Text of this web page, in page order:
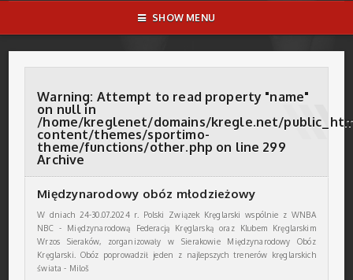
SHOW MENU
Warning: Attempt to read property "name"
on null in
/home/kreglenet/domains/kregle.net/
content/themes/sportimo-
theme/functions/other.php on line 299
Archive
Międzynarodowy obóz młodzieżowy
W dniach 24-30.07.2024 r. Polski Związek Kręglarski wspólnie z WNBA
NBC - Międzynarodową Federacją Kręglarską oraz Klubem Kręglarskim
Wrzos Sieraków, zorganizowały w Sierakowie Międzynarodowy Obóz
Kręglarski. Obóz poprowadził jeden z najlepszych trenerów kręglarskich
świata - Miloš